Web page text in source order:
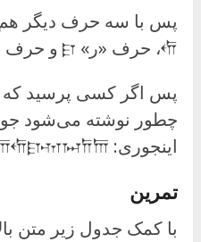
پس با سه حرف دیگر
𐎢، حرف «ر» 𐎼 و حرف «ز» 𐏀.
پس اگر کسی پرسید که
چطور نوشته می‌شود
اینجوری: 𐎠𐎢𐎼𐎶𐏀𐎭𐎠
تمرین
با کمک جدول زیر متن